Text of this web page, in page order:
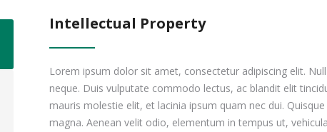
Intellectual Property
Lorem ipsum dolor sit amet, consectetur adipiscing elit.
neque. Duis vulputate commodo lectus, ac blandit elit
mauris molestie elit, et lacinia ipsum quam nec dui.
magna. Aenean velit odio, elementum in tempus ut,